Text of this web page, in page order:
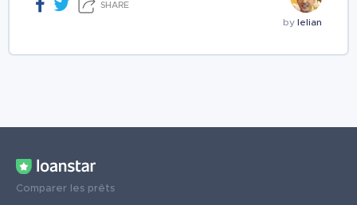
SHARE
by lelian
Comparer les prêts